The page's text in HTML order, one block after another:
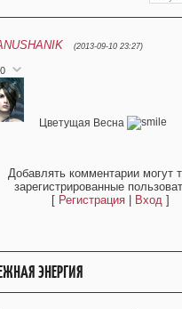
(2013-09-10 23:27)
0
Цветущая Весна
Добавлять комментарии могут
зарегистрированные
[ Регистрация| Вход ]
ЭНЕРГИЯ